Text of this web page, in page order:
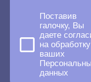
Поставив
галочку, Вы
даете
на обработку
ваших
данных